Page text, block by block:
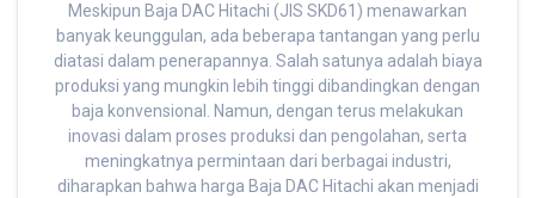
Meskipun Baja DAC Hitachi (JIS SKD61) menawarkan
banyak keunggulan, ada beberapa tantangan yang perlu
diatasi dalam penerapannya. Salah satunya adalah biaya
produksi yang mungkin lebih tinggi dibandingkan dengan
baja konvensional. Namun, dengan terus melakukan
inovasi dalam proses produksi dan pengolahan, serta
meningkatnya permintaan dari berbagai industri,
diharapkan bahwa harga Baja DAC Hitachi akan menjadi